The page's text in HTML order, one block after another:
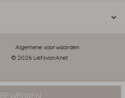
BEWERKEN
Algemene voorwaarden
© 2026 LiefsvanAnet